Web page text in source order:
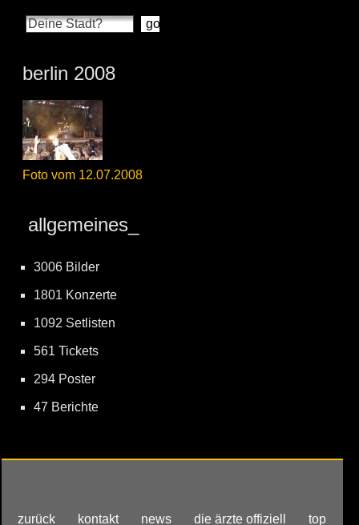
berlin 2008
Foto vom 12.07.2008
allgemeines_
3006 Bilder
1801 Konzerte
1092 Setlisten
561 Tickets
294 Poster
47 Berichte
zurück kontakt news die ärzte offiziell top